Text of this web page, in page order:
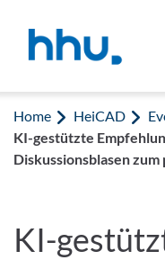
Home HeiCAD
KI-gestützte
Diskussionsblasen zum
KI-